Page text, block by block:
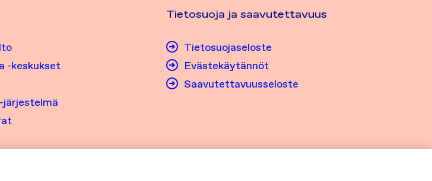
-keskukset
Tietosuoja ja saavutettavuus
Tietosuojaseloste
Evästekäytännöt
Saavutettavuusseloste